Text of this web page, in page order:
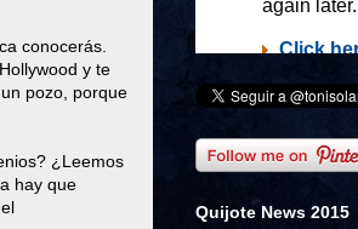
conocerás.
y te
pozo, porque
¿Leemos
hay que
Quijote News 2015